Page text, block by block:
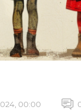
00:00